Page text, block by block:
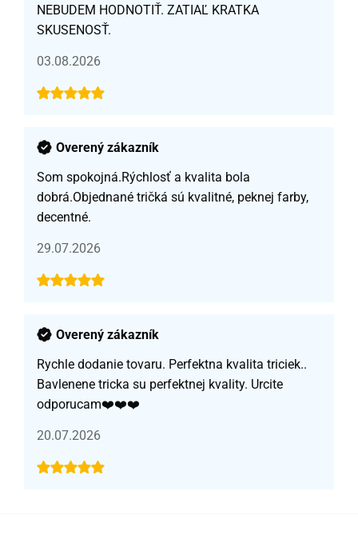
NEBUDEM HODNOTIŤ. ZATIAĽ KRATKA
SKUSENOSŤ.
03.08.2026
Overený zákazník
Som spokojná.Rýchlosť a kvalita bola
dobrá.Objednané tričká sú kvalitné, peknej farby,
decentné.
29.07.2026
Overený zákazník
Rychle dodanie tovaru. Perfektna kvalita triciek..
Bavlenene tricka su perfektnej kvality. Urcite
odporucam❤️❤️❤️
20.07.2026